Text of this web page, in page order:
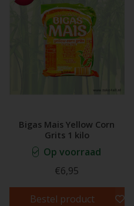
Bigas Mais Yellow Corn
Grits 1 kilo
Op voorraad
€6,95
Bestel product